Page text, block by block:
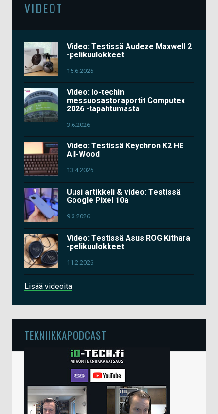
VIDEOT
Video: Testissä Audeze Maxwell 2
-pelikuulokkeet
15.6.2026
Video: io-techin
messuosastoraportit Computex
2026 -tapahtumasta
3.6.2026
Video: Testissä Keychron K2 HE
All-Wood
13.4.2026
Uusi artikkeli & video: Testissä
Google Pixel 10a
9.3.2026
Video: Testissä Asus ROG Kithara
-pelikuulokkeet
11.2.2026
Lisää videoita
TEKNIIKKAPODCAST